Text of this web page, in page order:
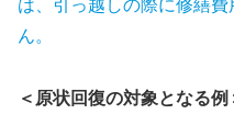
は、引っ越しの際に修繕
ん。
＜原状回復の対象となる例